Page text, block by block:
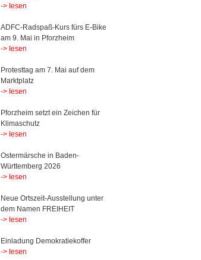
-> lesen
ADFC-Radspaß-Kurs fürs E-Bike
am 9. Mai in Pforzheim
-> lesen
Protesttag am 7. Mai auf dem
Marktplatz
-> lesen
Pforzheim setzt ein Zeichen für
Klimaschutz
-> lesen
Ostermärsche in Baden-
Württemberg 2026
-> lesen
Neue Ortszeit-Ausstellung unter
dem Namen FREIHEIT
-> lesen
Einladung Demokratiekoffer
-> lesen